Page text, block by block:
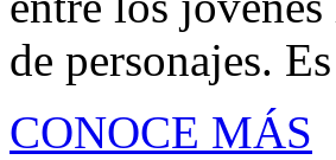
de personajes.
CONOCE MÁS